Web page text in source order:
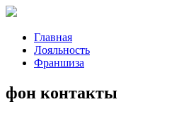
Главная
Лояльность
Франшиза
фон контакты